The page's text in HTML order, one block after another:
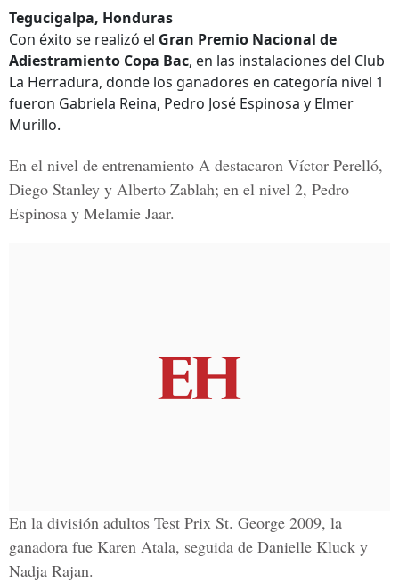
Tegucigalpa, Honduras
Con éxito se realizó el Gran Premio Nacional de
Adiestramiento Copa Bac, en las instalaciones del Club
La Herradura, donde los ganadores en categoría nivel 1
fueron Gabriela Reina, Pedro José Espinosa y Elmer
Murillo.
En el nivel de entrenamiento A destacaron Víctor Perelló,
Diego Stanley y Alberto Zablah; en el nivel 2, Pedro
Espinosa y Melamie Jaar.
En la división adultos Test Prix St. George 2009, la
ganadora fue Karen Atala, seguida de Danielle Kluck y
Nadja Rajan.